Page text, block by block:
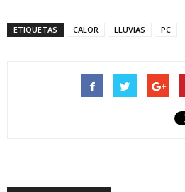
ETIQUETAS CALOR LLUVIAS PC